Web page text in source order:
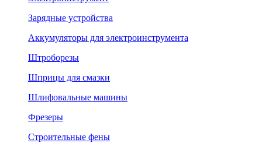
Зарядные устройства
Аккумуляторы для электроинструмента
Штроборезы
Шприцы для смазки
Шлифовальные машины
Фрезеры
Строительные фены